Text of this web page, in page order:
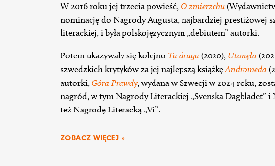
W 2016 roku jej trzecia powieść, O zmierzchu
nominację do Nagrody Augusta, najbardziej prestiżowej
literackiej, i była polskojęzycznym „debiutem” autorki.
Potem ukazywały się kolejno Ta druga (2020), Utonęła
szwedzkich krytyków za jej najlepszą książkęAndromeda
autorki, Góra Prawdy, wydana w Szwecji w 2024 roku,
nagród, w tym Nagrody Literackiej „Svenska Dagbladet” i
też Nagrodę Literacką „Vi”.
ZOBACZ WIĘCEJ »